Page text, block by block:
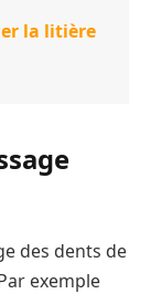
la litière
des dents de
exemple